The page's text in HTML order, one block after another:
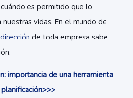
es permitido que lo
vidas. En el mundo de
dirección de toda empresa sabe
importancia de una herramienta